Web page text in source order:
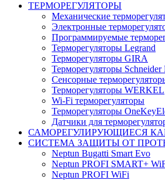
ТЕРМОРЕГУЛЯТОРЫ
Механические
Электронные
Программируемые
Терморегуляторы Legrand
Терморегуляторы GIRA
Терморегуляторы Schneider
Сенсорные
Терморегуляторы WERKEL
Wi-Fi терморегуляторы
Терморегуляторы
Датчики для
САМОРЕГУЛИРУЮЩИЕСЯ
СИСТЕМА ЗАЩИТЫ ОТ
Neptun Bugatti Smart Evo
Neptun PROFI SMART+
Neptun PROFI WiFi